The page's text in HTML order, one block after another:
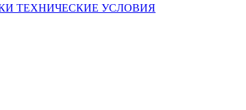
ТЕХНИЧЕСКИЕ УСЛОВИЯ